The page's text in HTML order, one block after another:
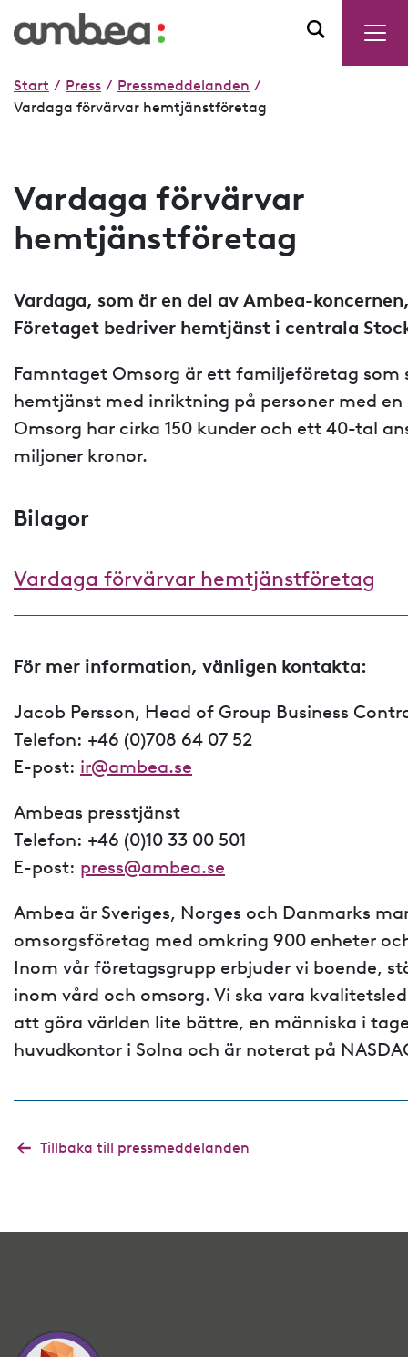
Start / Press / Pressmeddelanden /
Vardaga förvärvar hemtjänstföretag
Vardaga förvärvar
hemtjänstföretag
Vardaga, som är en del av Ambea-
Företaget bedriver hemtjänst i centrala
Famntaget Omsorg är ett familjeföretag som
hemtjänst med inriktning på personer med
Omsorg har cirka 150 kunder och ett 40-tal
miljoner kronor.
Bilagor
Vardaga förvärvar hemtjänstföretag
För mer information, vänligen kontakta:
Jacob Persson, Head of Group Business
Telefon: +46 (0)708 64 07 52
E-post: ir@ambea.se
Ambeas presstjänst
Telefon: +46 (0)10 33 00 501
E-post: press@ambea.se
Ambea är Sveriges, Norges och Danmarks
omsorgsföretag med omkring 900 enheter
Inom vår företagsgrupp erbjuder vi boende,
inom vård och omsorg. Vi ska vara
att göra världen lite bättre, en människa i
huvudkontor i Solna och är noterat på
Tillbaka till pressmeddelanden